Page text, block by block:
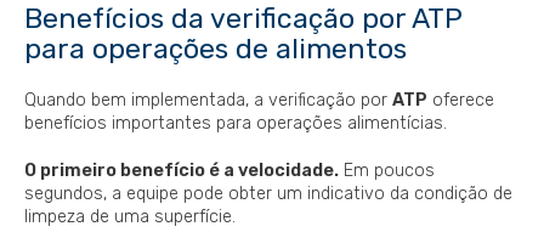
Benefícios da verificação por ATP
para operações de alimentos
Quando bem implementada, a verificação por ATP oferece
benefícios importantes para operações alimentícias.
O primeiro benefício é a velocidade. Em poucos
segundos, a equipe pode obter um indicativo da condição de
limpeza de uma superfície.